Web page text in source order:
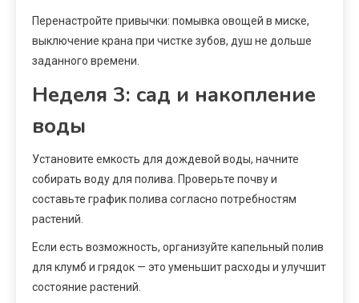
Перенастройте привычки: помывка овощей в миске,
выключение крана при чистке зубов, душ не дольше
заданного времени.
Неделя 3: сад и накопление
воды
Установите емкость для дождевой воды, начните
собирать воду для полива. Проверьте почву и
составьте график полива согласно потребностям
растений.
Если есть возможность, организуйте капельный полив
для клумб и грядок — это уменьшит расходы и улучшит
состояние растений.